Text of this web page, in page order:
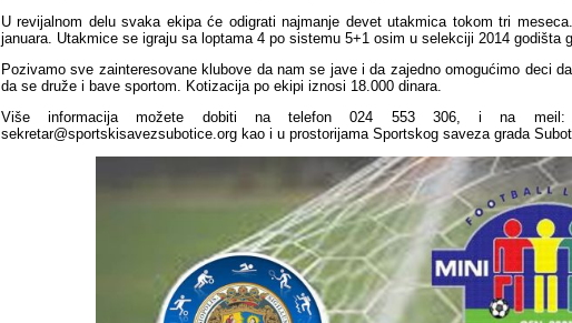
U revijalnom delu svaka ekipa će odigrati najmanje devet utakmica tokom tri
januara. Utakmice se igraju sa loptama 4 po sistemu 5+1 osim u selekciji 2014 godišta
Pozivamo sve zainteresovane klubove da nam se jave i da zajedno omogućimo deci
da se druže i bave sportom. Kotizacija po ekipi iznosi 18.000 dinara.
Više informacija možete dobiti na telefon 024 553 306, i na meil:
sekretar@sportskisavezsubotice.org kao i u prostorijama Sportskog saveza grada